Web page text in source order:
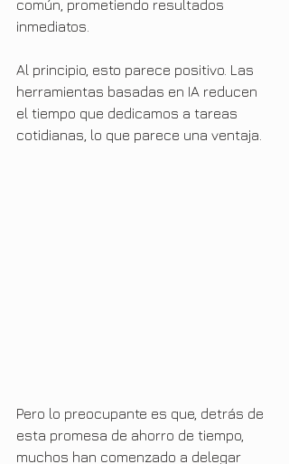
común, prometiendo resultados
inmediatos.
Al principio, esto parece positivo. Las
herramientas basadas en IA reducen
el tiempo que dedicamos a tareas
cotidianas, lo que parece una ventaja.
Pero lo preocupante es que, detrás de
esta promesa de ahorro de tiempo,
muchos han comenzado a delegar